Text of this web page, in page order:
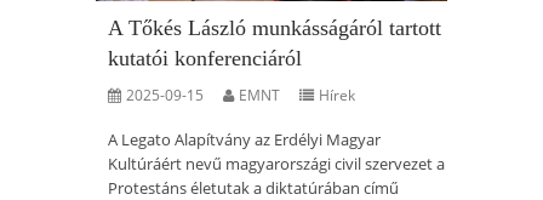
A Tőkés László munkásságáról tartott
kutatói konferenciáról
2025-09-15 EMNT Hírek
A Legato Alapítvány az Erdélyi Magyar
Kultúráért nevű magyarországi civil szervezet a
Protestáns életutak a diktatúrában című